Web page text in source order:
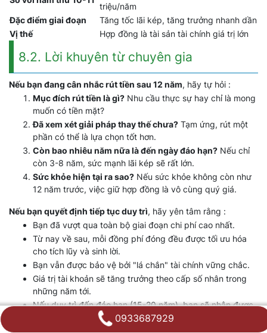
triệu/năm
Đặc điểm giai đoạn
Tăng tốc lãi kép, tăng trưởng nhanh dần
Vị thế
Hợp đồng là tài sản tài chính giá trị lớn
8.2. Lời khuyên từ chuyên gia
Nếu bạn đang cân nhắc rút tiền sau 12 năm, hãy tự hỏi :
Mục đích rút tiền là gì? Nhu cầu thực sự hay chỉ là mong
muốn có tiền mặt?
Đã xem xét giải pháp thay thế chưa? Tạm ứng, rút một
phần có thể là lựa chọn tốt hơn.
Còn bao nhiêu năm nữa là đến ngày đáo hạn? Nếu chỉ
còn 3-8 năm, sức mạnh lãi kép sẽ rất lớn.
Sức khỏe hiện tại ra sao? Nếu sức khỏe không còn như
12 năm trước, việc giữ hợp đồng là vô cùng quý giá.
Nếu bạn quyết định tiếp tục duy trì, hãy yên tâm rằng :
Bạn đã vượt qua toàn bộ giai đoạn chi phí cao nhất.
Từ nay về sau, mỗi đồng phí đóng đều được tối ưu hóa
cho tích lũy và sinh lời.
Bạn vẫn được bảo vệ bởi "lá chắn" tài chính vững chắc.
Giá trị tài khoản sẽ tăng trưởng theo cấp số nhân trong
những năm tới.
Nếu duy trì đến đáo hạn (15-20 năm), bạn sẽ nhận được
một khoản tiền rất lớn, gấp nhiều lần tổng phí đã đóng.
0933687929